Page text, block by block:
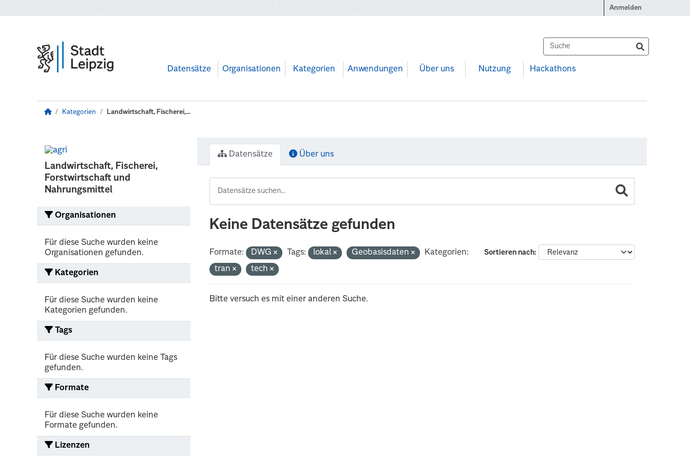
Anmelden
Datensätze Organisationen Kategorien Anwendungen Über uns Nutzung Hackathons
Kategorien Landwirtschaft, Fischerei,...
Landwirtschaft, Fischerei,
Forstwirtschaft und
Nahrungsmittel
Organisationen
Für diese Suche wurden keine
Organisationen gefunden.
Kategorien
Für diese Suche wurden keine
Kategorien gefunden.
Tags
Für diese Suche wurden keine Tags
gefunden.
Formate
Für diese Suche wurden keine
Formate gefunden.
Lizenzen
Datensätze Über uns
Keine Datensätze gefunden
Sortieren nach
Formate: DWG Tags: lokal Geobasisdaten
Kategorien:
tran
tech
Bitte versuch es mit einer anderen Suche.